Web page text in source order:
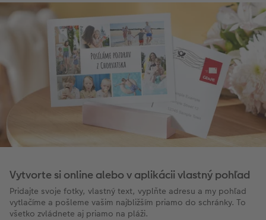
Vytvorte si online alebo v aplikácii vlastný pohľad
Pridajte svoje fotky, vlastný text, vyplňte adresu a my pohľad
vytlačíme a pošleme vašim najbližším priamo do schránky. To
všetko zvládnete aj priamo na pláži.